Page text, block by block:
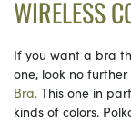
WIRELESS
If you want a bra
one, look no
Bra. This one in
kinds of colors.